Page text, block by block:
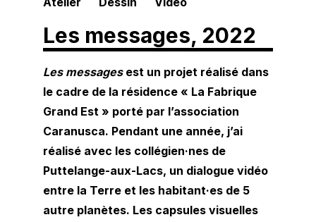
Les messages, 2022
Les messagesest un projet réalisé dans
le cadre de la résidence « La Fabrique
Grand Est » porté par l’association
Caranusca. Pendant une année, j’ai
réalisé avec les collégien·nes de
Puttelange-aux-Lacs, un dialogue vidéo
entre la Terre et les habitant·es de 5
autre planètes. Les capsules visuelles